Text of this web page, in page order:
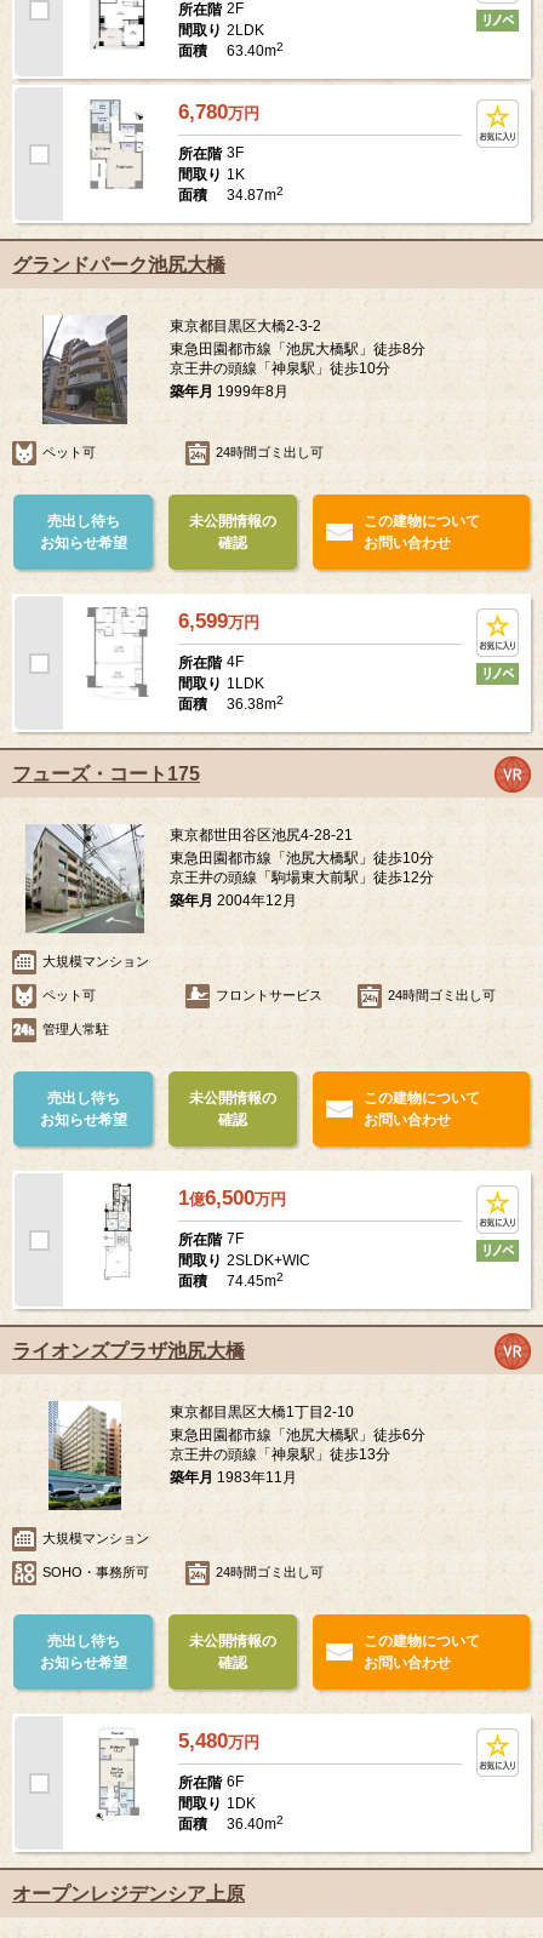
所在階 2F
間取り 2LDK
面積
63.40m2
6,780万円
所在階 3F
間取り 1K
面積
34.87m2
グランドパーク池尻大橋
東京都目黒区大橋2-3-2
東急田園都市線「池尻大橋駅」徒歩8分
京王井の頭線「神泉駅」徒歩10分
築年月 1999年8月
ペット可 24時間ゴミ出し可
売出し待ち
お知らせ希望
未公開情報の
確認
この建物について
お問い合わせ
6,599万円
所在階 4F
間取り 1LDK
面積
36.38m2
フューズ・コート175
東京都世田谷区池尻4-28-21
東急田園都市線「池尻大橋駅」徒歩10分
京王井の頭線「駒場東大前駅」徒歩12分
築年月 2004年12月
大規模マンション
ペット可 フロントサービス 24時間ゴミ出し可
管理人常駐
売出し待ち
お知らせ希望
未公開情報の
確認
この建物について
お問い合わせ
1億6,500万円
所在階 7F
間取り 2SLDK+WIC
面積
74.45m2
ライオンズプラザ池尻大橋
東京都目黒区大橋1丁目2-10
東急田園都市線「池尻大橋駅」徒歩6分
京王井の頭線「神泉駅」徒歩13分
築年月 1983年11月
大規模マンション
SOHO・事務所可 24時間ゴミ出し可
売出し待ち
お知らせ希望
未公開情報の
確認
この建物について
お問い合わせ
5,480万円
所在階 6F
間取り 1DK
面積
36.40m2
オープンレジデンシア上原